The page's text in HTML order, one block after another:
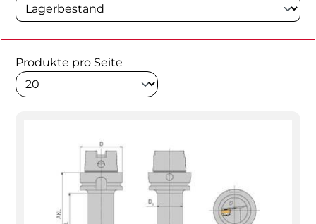
Produkte pro Seite